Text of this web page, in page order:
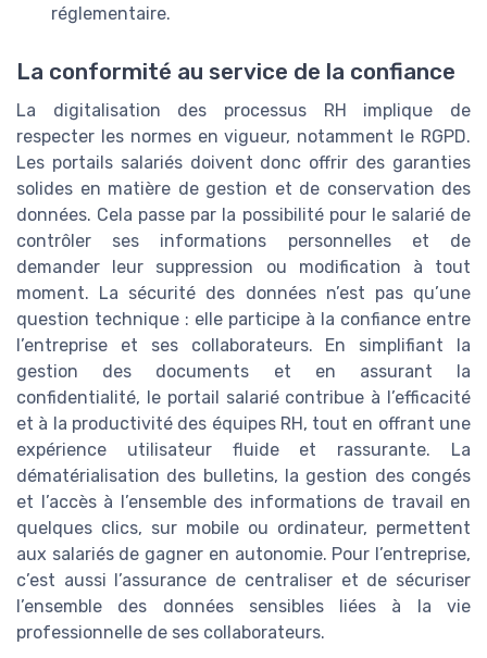
réglementaire.
La conformité au service de la confiance
La digitalisation des processus RH implique de
respecter les normes en vigueur, notamment le RGPD.
Les portails salariés doivent donc offrir des garanties
solides en matière de gestion et de conservation des
données. Cela passe par la possibilité pour le salarié de
contrôler ses informations personnelles et de
demander leur suppression ou modification à tout
moment. La sécurité des données n’est pas qu’une
question technique : elle participe à la confiance entre
l’entreprise et ses collaborateurs. En simplifiant la
gestion des documents et en assurant la
confidentialité, le portail salarié contribue à l’efficacité
et à la productivité des équipes RH, tout en offrant une
expérience utilisateur fluide et rassurante. La
dématérialisation des bulletins, la gestion des congés
et l’accès à l’ensemble des informations de travail en
quelques clics, sur mobile ou ordinateur, permettent
aux salariés de gagner en autonomie. Pour l’entreprise,
c’est aussi l’assurance de centraliser et de sécuriser
l’ensemble des données sensibles liées à la vie
professionnelle de ses collaborateurs.